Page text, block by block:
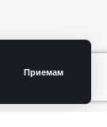
Приемам
ни